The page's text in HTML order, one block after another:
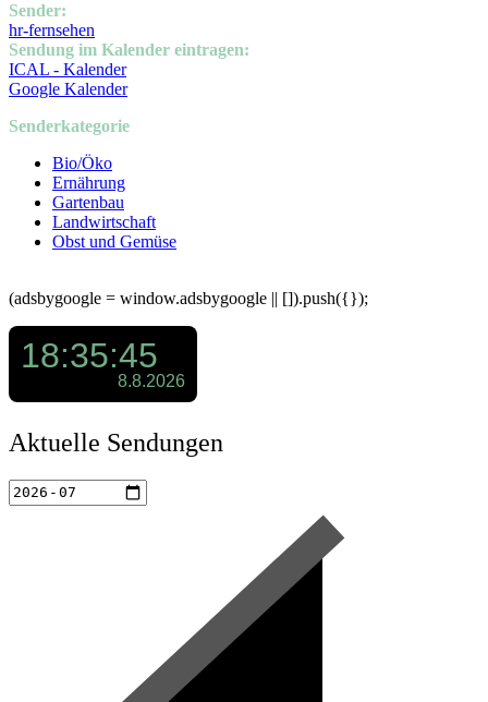
Sender:
hr-fernsehen
Sendung im Kalender eintragen:
ICAL - Kalender
Google Kalender
Senderkategorie
Bio/Öko
Ernährung
Gartenbau
Landwirtschaft
Obst und Gemüse
(adsbygoogle = window.adsbygoogle || []).push({});
Aktuelle Sendungen